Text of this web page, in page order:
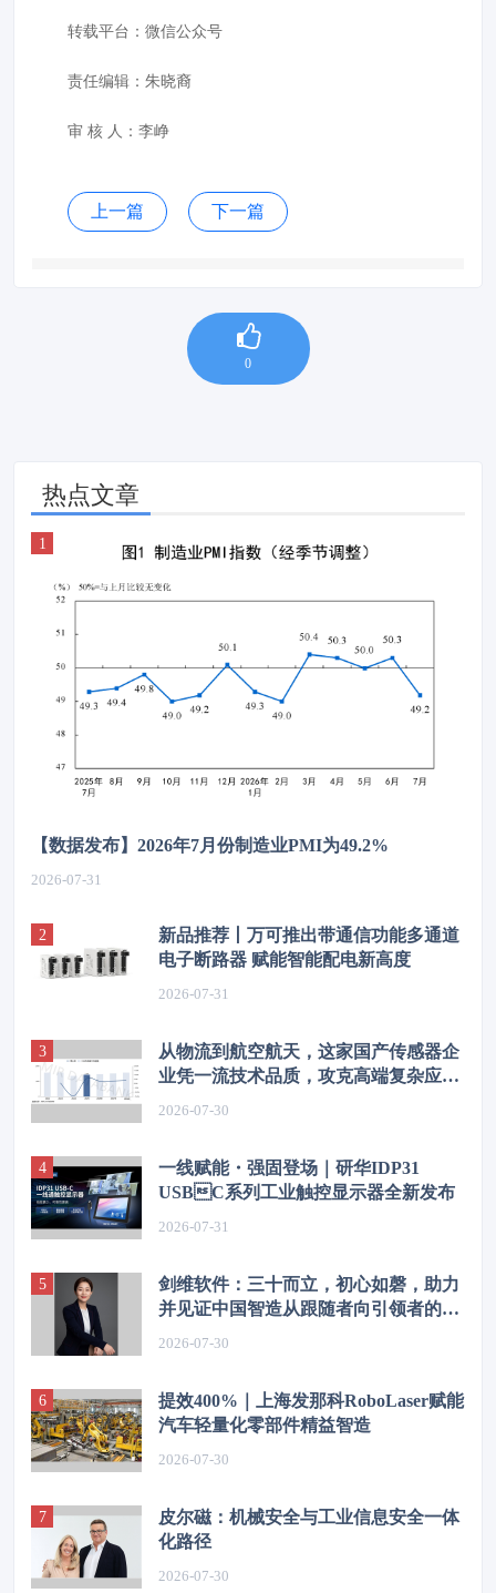
转载平台：微信公众号
责任编辑：朱晓裔
审 核 人：李峥
上一篇 下一篇
0
热点文章
【数据发布】2026年7月份制造业PMI为49.2%
2026-07-31
新品推荐丨万可推出带通信功能多通道
电子断路器 赋能智能配电新高度
2026-07-31
从物流到航空航天，这家国产传感器企
业凭一流技术品质，攻克高端复杂应用
2026-07-30
一线赋能・强固登场｜研华IDP31
USBC系列工业触控显示器全新发布
2026-07-31
剑维软件：三十而立，初心如磬，助力
并见证中国智造从跟随者向引领者的华
2026-07-30
提效400%｜上海发那科RoboLaser赋能
汽车轻量化零部件精益智造
2026-07-30
皮尔磁：机械安全与工业信息安全一体
化路径
2026-07-30